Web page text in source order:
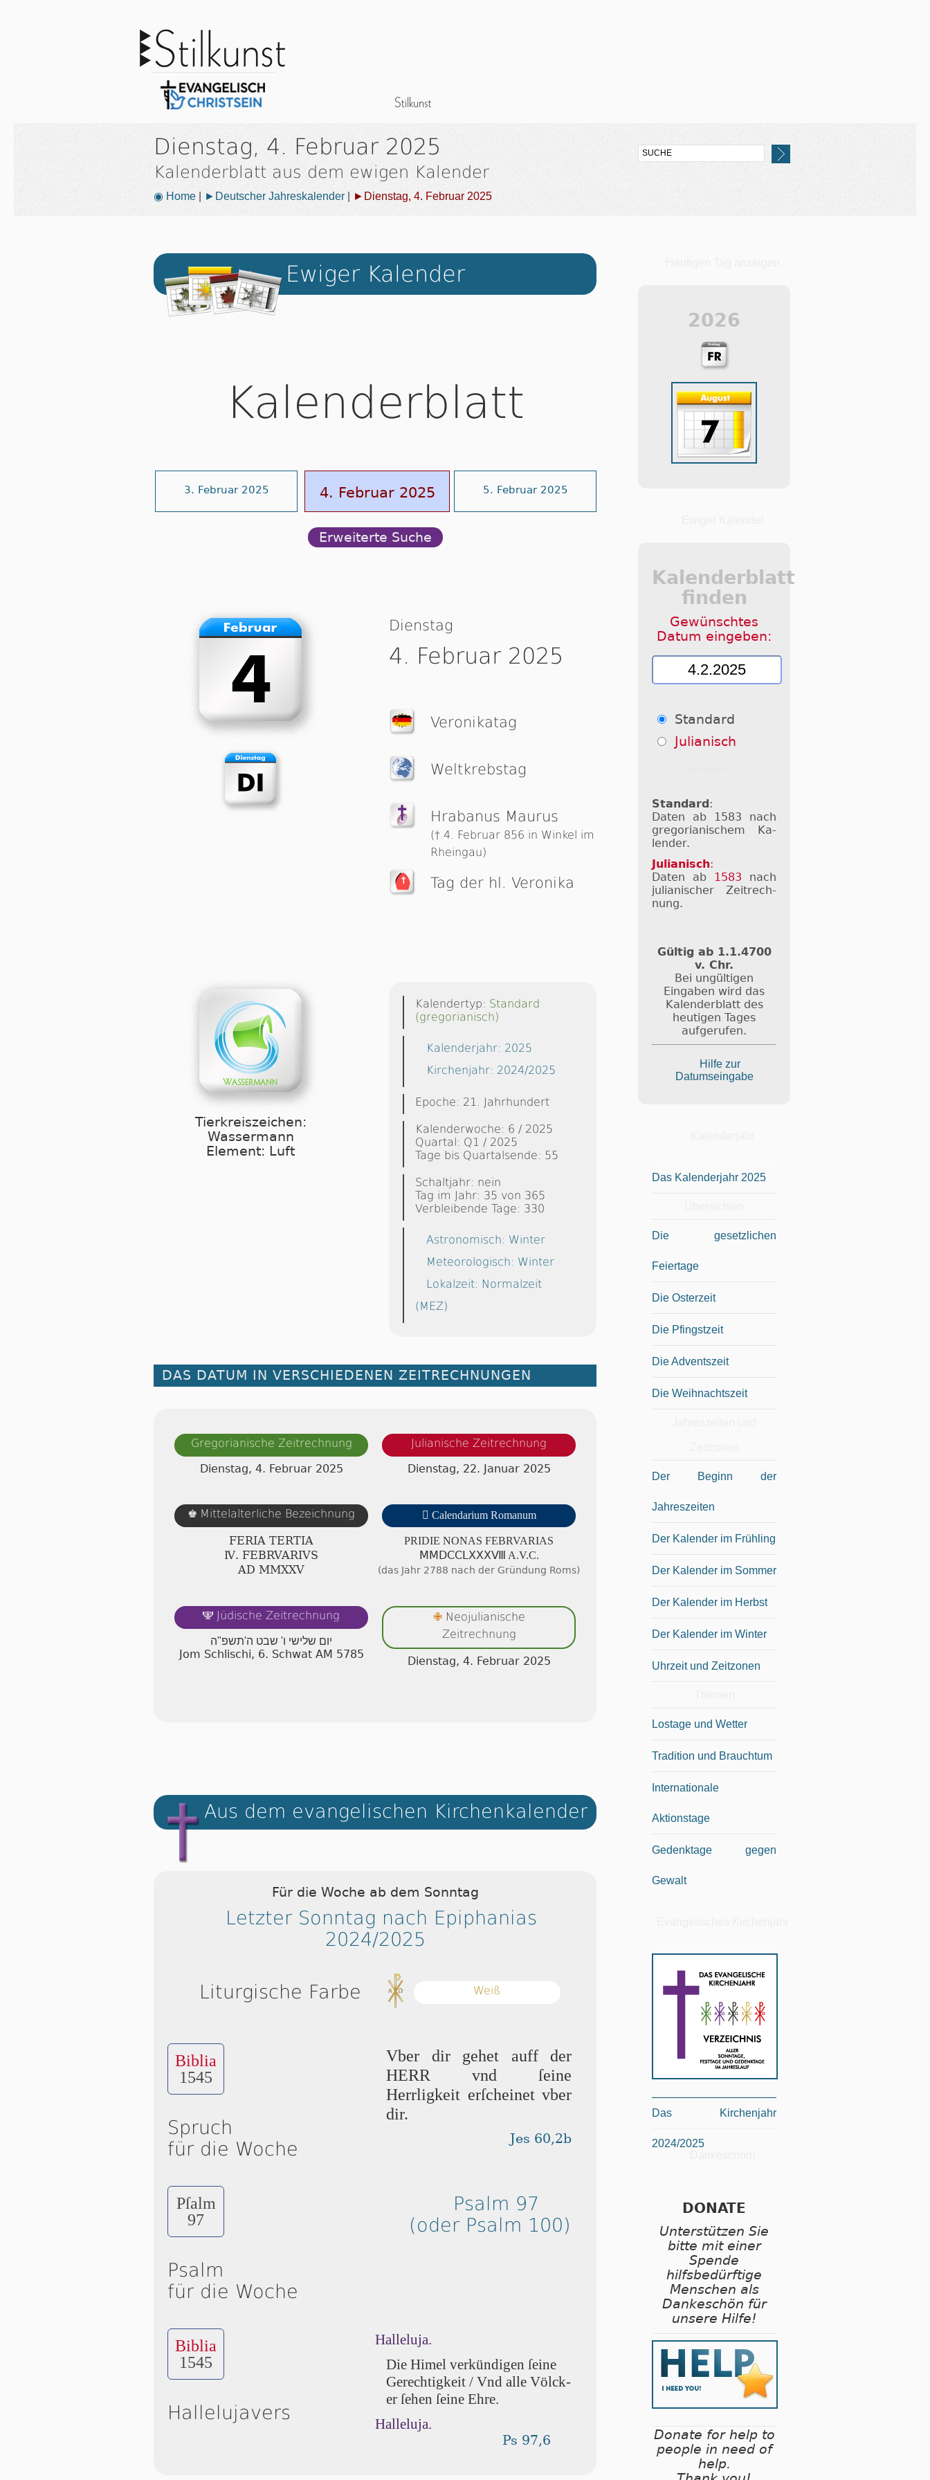
Dienstag, 4. Februar 2025
Kalenderblatt aus dem ewigen Kalender
◉ Home ►Deutscher Jahreskalender ►Dienstag, 4. Februar 2025
Ewiger Kalender
Kalenderblatt
3. Februar 2025 4. Februar 2025 5. Februar 2025
Erweiterte Suche
Dienstag
4. Februar 2025
Veronikatag
Weltkrebstag
Hrabanus Maurus
(† 4. Februar 856 in Winkel im
Rheingau)
Tag der hl. Veronika
Tierkreiszeichen:
Wassermann
Element: Luft
Kalendertyp: Standard
(gregorianisch)
Kalenderjahr: 2025
Kirchenjahr: 2024/2025
Epoche: 21. Jahrhundert
Kalenderwoche: 6 / 2025
Quartal: Q1 / 2025
Tage bis Quartalsende: 55
Schaltjahr: nein
Tag im Jahr: 35 von 365
Verbleibende Tage: 330
Astronomisch: Winter
Meteorologisch: Winter
Lokalzeit: Normalzeit
(MEZ)
DAS DATUM IN VERSCHIEDENEN ZEITRECHNUNGEN
Gregorianische Zeitrechnung
Dienstag, 4. Februar 2025
Julianische Zeitrechnung
Dienstag, 22. Januar 2025
♚ Mittelalterliche Bezeichnung
FERIA TERTIA
Ⅳ. FEBRVARIVS
AD ⅯⅯⅩⅩⅤ
 Calendarium Romanum
PRIDIE NONAS FE­BRV­A­RI­AS
ⅯⅯⅮⅭⅭⅬⅩⅩⅩⅧ A.V.C.
(das Jahr 2788 nach der Gründung Roms)
🕎 Jüdische Zeitrechnung
יום שלישי ו' שבט ה'תשפ"ה
Jom Schlischi, 6. Schwat AM 5785
✙Neojulianische
Zeitrechnung
Dienstag, 4. Februar 2025
Aus dem evangelischen Kirchenkalender
Für die Woche ab dem Sonntag
Letzter Sonntag nach Epiphanias
2024/2025
Liturgische Farbe Weiß
Biblia
1545
Spruch
für die Woche
Vber dir ge­het auff der
HERR vnd ſei­ne
Herrligkeit erſcheinet vber
dir.
Jes 60,2b
Pſalm
97
Psalm
für die Woche
Psalm 97
(oder Psalm 100)
Biblia
1545
Hallelujavers
Halleluja.
Die Hi­mel verkündigen ſei­ne
Gerech­tigkeit / Vnd alle Völ­ck­
er ſe­hen ſei­ne Ehre.
Halleluja.
Ps 97,6
2026
Kalenderblatt
finden
Gewünschtes
Datum eingeben:
Standard
Julianisch
Standard :
Daten ab 1583 nach
gre­go­ri­a­ni­schem Ka­
len­der.
Julianisch:
Daten ab 1583 nach
ju­li­a­ni­scher Zeit­rech­
nung.
Gültig ab 1.1.4700
v. Chr.
Bei ungültigen
Eingaben wird das
Kalenderblatt des
heutigen Tages
aufgerufen.
Hilfe zur
Datumseingabe
Das Kalenderjahr 2025
Die gesetzlichen
Feiertage
Die Osterzeit
Die Pfingstzeit
Die Adventszeit
Die Weihnachtszeit
Der Beginn der
Jahreszeiten
Der Kalender im Frühling
Der Kalender im Sommer
Der Kalender im Herbst
Der Kalender im Winter
Uhrzeit und Zeitzonen
Lostage und Wetter
Tradition und Brauchtum
Internationale
Aktionstage
Gedenktage gegen
Gewalt
Das Kirchenjahr
2024/2025
DONATE
Unterstützen Sie
bitte mit einer
Spende
hilfsbedürftige
Menschen als
Dankeschön für
unsere Hilfe!
Donate for help to
people in need of
help.